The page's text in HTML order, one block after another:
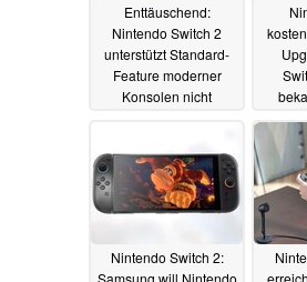
Enttäuschend:
Nintendo Switch 2
unterstützt Standard-
Feature moderner
Konsolen nicht
Nintendo Switch 2:
Samsung will Nintendo